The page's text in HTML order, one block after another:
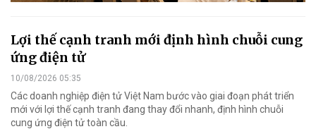
Lợi thế cạnh tranh mới định hình chuỗi cung
ứng điện tử
10/08/2026 05:35
Các doanh nghiệp điện tử Việt Nam bước vào giai đoạn phát triển
mới với lợi thế cạnh tranh đang thay đổi nhanh, định hình chuỗi
cung ứng điện tử toàn cầu.